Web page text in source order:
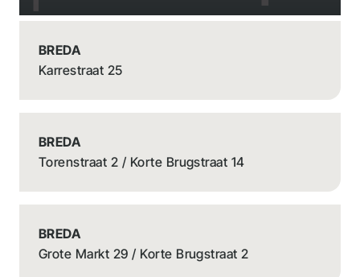
BREDA
Karrestraat 25
BREDA
Torenstraat 2 / Korte Brugstraat 14
BREDA
Grote Markt 29 / Korte Brugstraat 2